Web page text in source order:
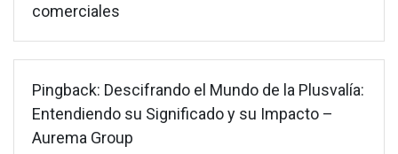
comerciales
Pingback: Descifrando el Mundo de la Plusvalía:
Entendiendo su Significado y su Impacto –
Aurema Group